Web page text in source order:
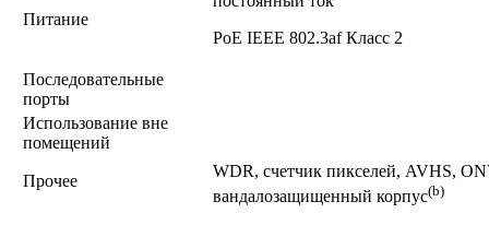
Питание
PoE IEEE 802.3af Класс 2
Последовательные
порты
Использование вне
помещений
Прочее
WDR, счетчик пикселей, AVHS,
вандалозащищенный корпус(b)